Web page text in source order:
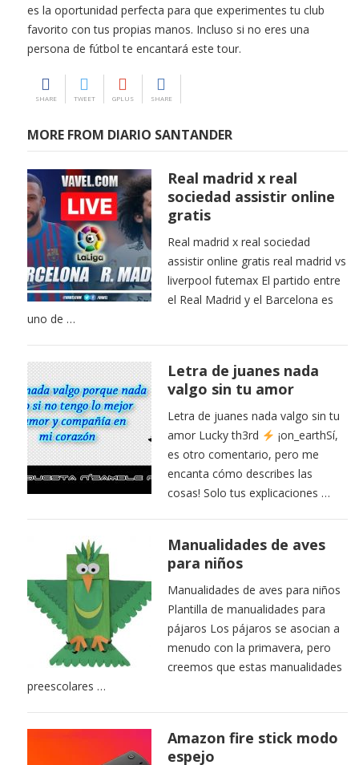
es la oportunidad perfecta para que experimentes tu club
favorito con tus propias manos. Incluso si no eres una
persona de fútbol te encantará este tour.
SHARE TWEET GPLUS SHARE
MORE FROM DIARIO SANTANDER
Real madrid x real
sociedad assistir online
gratis
Real madrid x real sociedad
assistir online gratis real madrid vs
liverpool futemax El partido entre
el Real Madrid y el Barcelona es
uno de …
Letra de juanes nada
valgo sin tu amor
Letra de juanes nada valgo sin tu
amor Lucky th3rd
¡on_earthSí,
es otro comentario, pero me
encanta cómo describes las
cosas! Solo tus explicaciones …
Manualidades de aves
para niños
Manualidades de aves para niños
Plantilla de manualidades para
pájaros Los pájaros se asocian a
menudo con la primavera, pero
creemos que estas manualidades
preescolares …
Amazon fire stick modo
espejo